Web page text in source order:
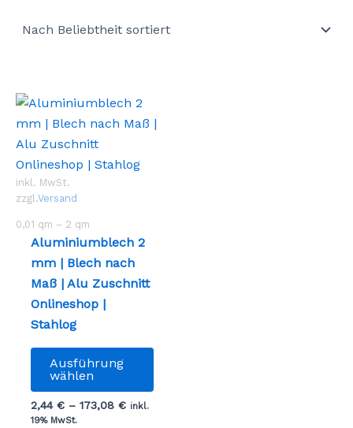
inkl. MwSt.
zzgl.Versand
0,01 qm – 2 qm
Aluminiumblech 2
mm | Blech nach
Maß | Alu Zuschnitt
Onlineshop |
Stahlog
Ausführung
wählen
Dieses
weist
2,44€ –173,08€ inkl.
19% MwSt.